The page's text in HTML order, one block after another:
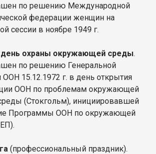
по решению Международной
федерации женщин на
сессии в ноябре 1949 г.
охраны окружающей среды.
по решению Генеральной
ООН 15.12.1972 г. в день открытия
ООН по проблемам окружающей
(Стокгольм), инициировавшей
Программы ООН по окружающей
(профессиональный праздник).